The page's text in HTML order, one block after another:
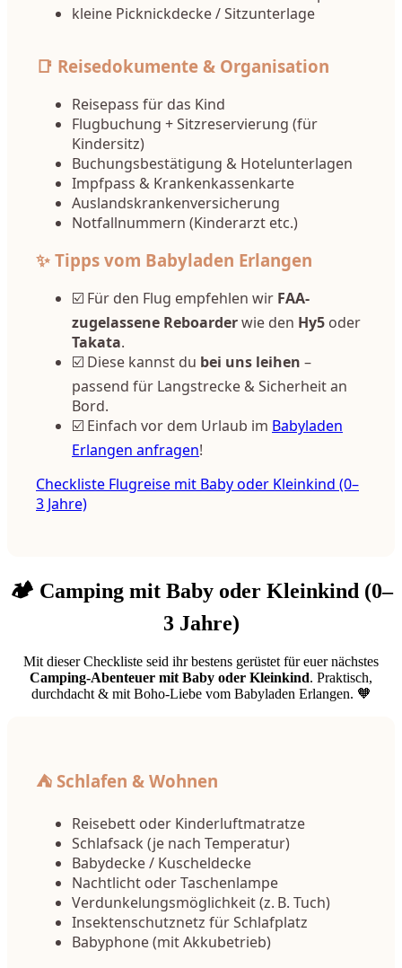
kleine Picknickdecke / Sitzunterlage
📑 Reisedokumente & Organisation
Reisepass für das Kind
Flugbuchung + Sitzreservierung (für
Kindersitz)
Buchungsbestätigung & Hotelunterlagen
Impfpass & Krankenkassenkarte
Auslandskrankenversicherung
Notfallnummern (Kinderarzt etc.)
✨ Tipps vom Babyladen Erlangen
☑️ Für den Flug empfehlen wir FAA-
zugelassene Reboarderwie den Hy5 oder
Takata.
☑️ Diese kannst du bei uns leihen –
passend für Langstrecke & Sicherheit an
Bord.
☑️ Einfach vor dem Urlaub im Babyladen
Erlangen anfragen!
Checkliste Flugreise mit Baby oder Kleinkind (0–
3 Jahre)
🏕️ Camping mit Baby oder Kleinkind (0–
3 Jahre)
Mit dieser Checkliste seid ihr bestens gerüstet für euer nächstes
Camping-Abenteuer mit Baby oder Kleinkind. Praktisch,
durchdacht & mit Boho-Liebe vom Babyladen Erlangen. 🧡
⛺ Schlafen & Wohnen
Reisebett oder Kinderluftmatratze
Schlafsack (je nach Temperatur)
Babydecke / Kuscheldecke
Nachtlicht oder Taschenlampe
Verdunkelungsmöglichkeit (z. B. Tuch)
Insektenschutznetz für Schlafplatz
Babyphone (mit Akkubetrieb)